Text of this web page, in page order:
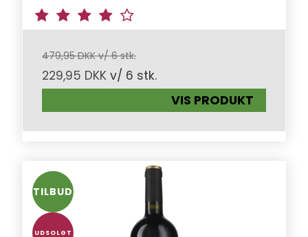
479,95 DKK v/ 6 stk.
229,95 DKK v/ 6 stk.
VIS PRODUKT
TILBUD
UDSOLGT